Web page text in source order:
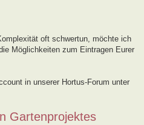
oft schwertun, möchte ich
Möglichkeiten zum Eintragen Eurer
in unserer Hortus-Forum unter
Gartenprojektes